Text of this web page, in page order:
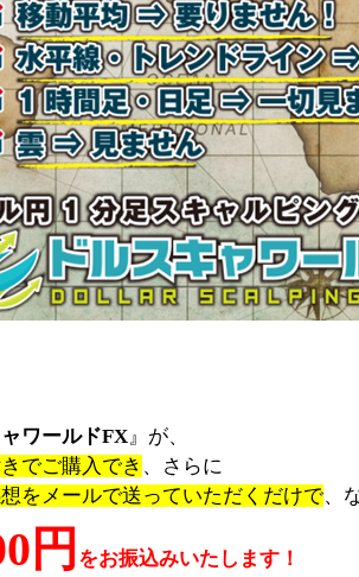
ャワールドFX』が、
でご購入でき 、さらに
をメールで送っていただくだけで、
円 をお振込みいたします！